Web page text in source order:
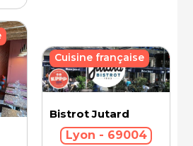
Bistrot Jutard
Lyon - 69004
Cuisine française